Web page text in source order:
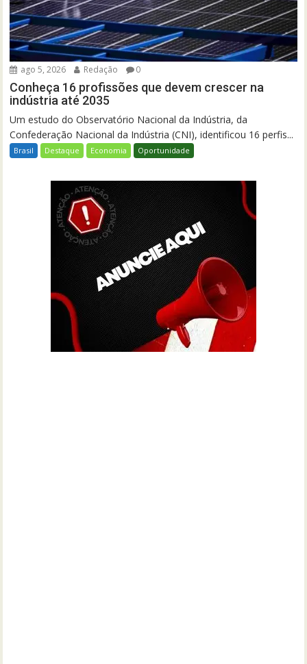
ago 5, 2026 Redação 0
Conheça 16 profissões que devem crescer na
indústria até 2035
Um estudo do Observatório Nacional da Indústria, da
Confederação Nacional da Indústria (CNI), identificou 16 perfis...
Brasil Destaque Economia Oportunidade